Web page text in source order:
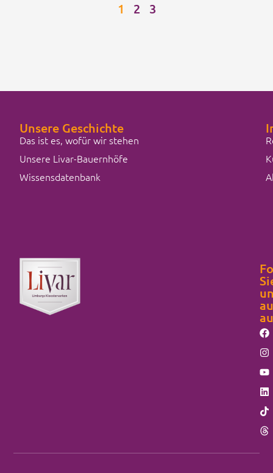
1 2 3
Unsere Geschichte
Das ist es, wofür wir stehen
Unsere Livar-Bauernhöfe
Wissensdatenbank